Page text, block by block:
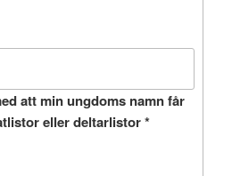
att min ungdoms namn får
eller deltarlistor*